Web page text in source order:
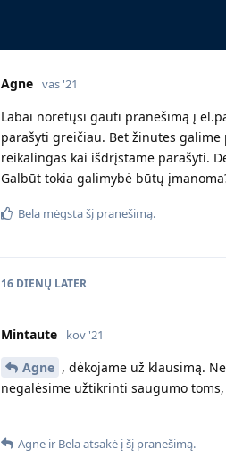
Agne vas '21
Labai norėtųsi gauti pranešimą į
parašyti greičiau. Bet žinutes
reikalingas kai išdrįstame parašyti.
Galbūt tokia galimybė būtų
Bela mėgsta šį pranešimą.
16 DIENŲ LATER
Mintaute kov '21
Agne , dėkojame už klausimą.
negalėsime užtikrinti saugumo
Agne ir Belaatsakė į šį pranešimą.